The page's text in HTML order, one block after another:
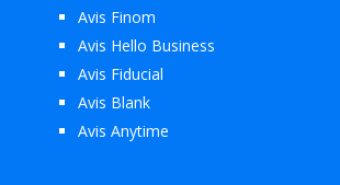
Avis Finom
Avis Hello Business
Avis Fiducial
Avis Blank
Avis Anytime